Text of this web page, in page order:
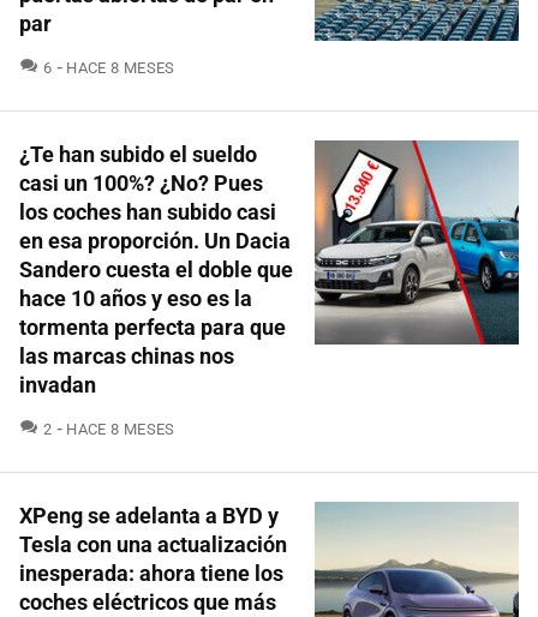
par
6 COMENTARIOS
HACE 8 MESES
¿Te han subido el sueldo
casi un 100%? ¿No? Pues
los coches han subido casi
en esa proporción. Un Dacia
Sandero cuesta el doble que
hace 10 años y eso es la
tormenta perfecta para que
las marcas chinas nos
invadan
2 COMENTARIOS
HACE 8 MESES
XPeng se adelanta a BYD y
Tesla con una actualización
inesperada: ahora tiene los
coches eléctricos que más